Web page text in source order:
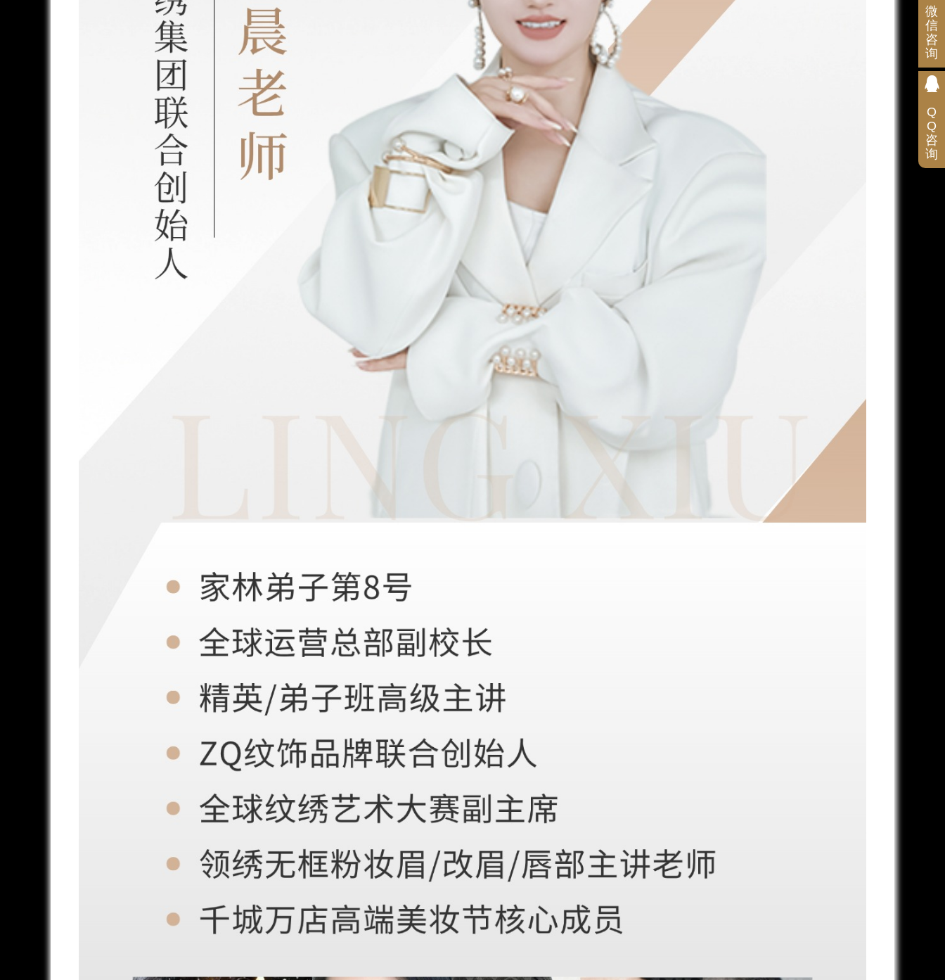
微
信
咨
询
扫
咨
询
Q
Q
咨
询